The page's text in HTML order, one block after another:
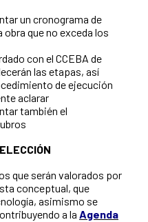
un cronograma de
que no exceda los
con el CCEBA de
las etapas, así
de ejecución
aclarar
también el
que serán valorados por
conceptual, que
asimismo se
a la Agenda